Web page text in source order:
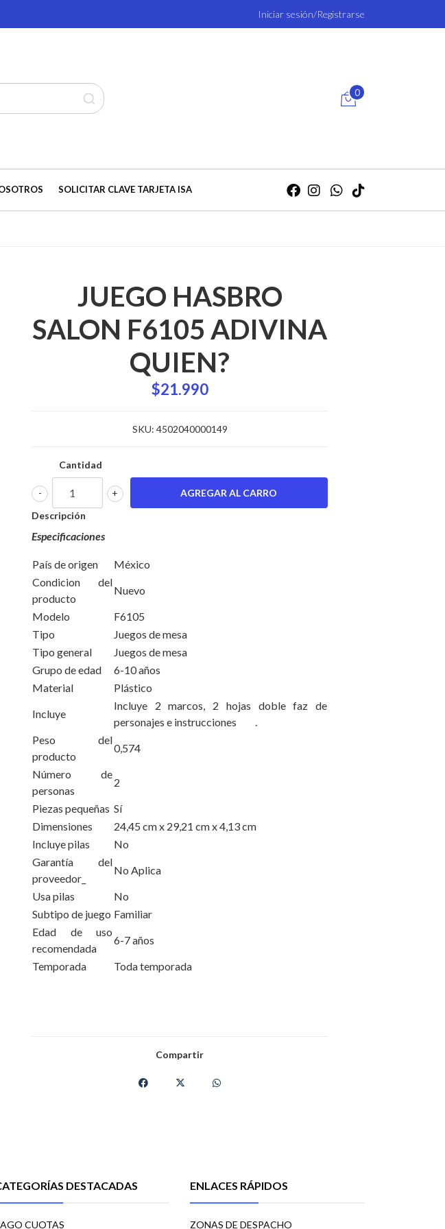
Iniciar sesión/Registrarse
0
SOLICITAR CLAVE TARJETA ISA
JUEGO HASBRO
SALON F6105 ADIVINA
QUIEN?
$21.990
SKU: 4502040000149
Cantidad
+
-
Descripción
Especificaciones
País de origen
México
Condicion del
producto
Nuevo
Modelo
F6105
Tipo
Juegos de mesa
Tipo general
Juegos de mesa
Grupo de edad
6-10 años
Material
Plástico
Incluye
Incluye 2 marcos, 2 hojas doble faz de
personajes e instrucciones .
Peso del
producto
0,574
Número de
personas
2
Piezas pequeñas Sí
Dimensiones
24,45 cm x 29,21 cm x 4,13 cm
Incluye pilas
No
Garantía del
proveedor_
No Aplica
Usa pilas
No
Subtipo de juego Familiar
Edad de uso
recomendada
6-7 años
Temporada
Toda temporada
Compartir
DESTACADAS
CUOTAS
ENLACES RÁPIDOS
ZONAS DE DESPACHO